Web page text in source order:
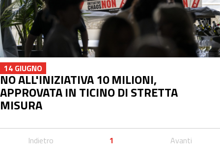
14 GIUGNO
NO ALL'INIZIATIVA 10 MILIONI,
APPROVATA IN TICINO DI STRETTA
MISURA
Indietro 1 Avanti